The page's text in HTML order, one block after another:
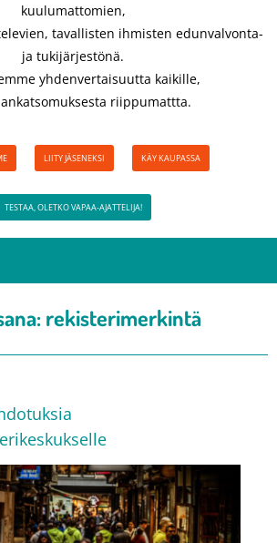
kuulumattomien,
tavallisten ihmisten edunvalvonta-
ja tukijärjestönä.
yhdenvertaisuutta kaikille,
riippumattta.
LIITY JÄSENEKSI KÄY KAUPASSA
TESTAA, OLETKO VAPAA-AJATTELIJA!
rekisterimerkintä